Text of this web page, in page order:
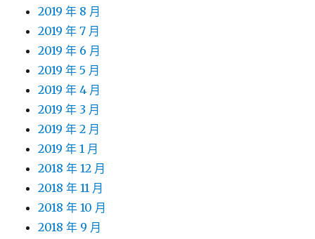
2019 年 8 月
2019 年 7 月
2019 年 6 月
2019 年 5 月
2019 年 4 月
2019 年 3 月
2019 年 2 月
2019 年 1 月
2018 年 12 月
2018 年 11 月
2018 年 10 月
2018 年 9 月